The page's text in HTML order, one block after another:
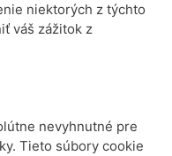
niektorých z týchto
váš zážitok z
nevyhnutné pre
Tieto súbory cookie